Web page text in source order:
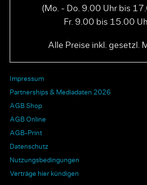
(Mo. - Do. 9.00 Uhr bis
Fr. 9.00 bis 15.00
Alle Preise inkl. gesetzl.
Impressum
Partnerships & Mediadaten 2026
AGB Shop
AGB Online
AGB-Print
Datenschutz
Nutzungsbedingungen
Verträge hier kündigen